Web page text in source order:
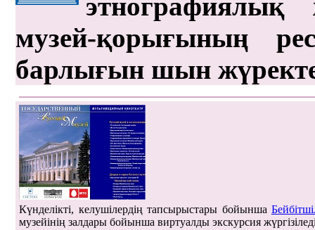
музей-қорығының
барлығын шын
Күнделікті, келушілердің тапсырыстары бойынша
музейінің залдары бойынша виртуалды экскурсия